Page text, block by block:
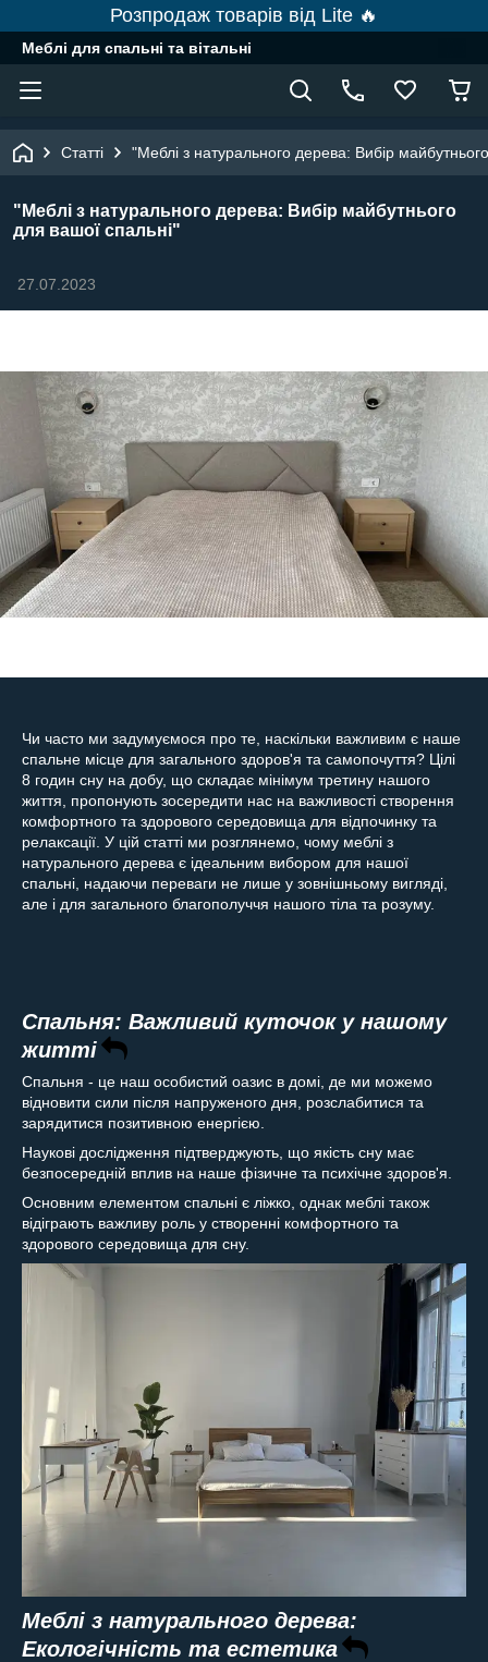
Розпродаж товарів від Lite 🔥
Меблі для спальні та вітальні
Статті "Меблі з натурального дерева: Вибір
"Меблі з натурального дерева: Вибір майбутнього
для вашої спальні"
27.07.2023
Чи часто ми задумуємося про те, наскільки важливим є наше
спальне місце для загального здоров'я та самопочуття? Цілі
8 годин сну на добу, що складає мінімум третину нашого
життя, пропонують зосередити нас на важливості створення
комфортного та здорового середовища для відпочинку та
релаксації. У цій статті ми розглянемо, чому меблі з
натурального дерева є ідеальним вибором для нашої
спальні, надаючи переваги не лише у зовнішньому вигляді,
але і для загального благополуччя нашого тіла та розуму.
Спальня: Важливий куточок у нашому
житті
Спальня - це наш особистий оазис в домі, де ми можемо
відновити сили після напруженого дня, розслабитися та
зарядитися позитивною енергією.
Наукові дослідження підтверджують, що якість сну має
безпосередній вплив на наше фізичне та психічне здоров'я.
Основним елементом спальні є ліжко, однак меблі також
відіграють важливу роль у створенні комфортного та
здорового середовища для сну.
Меблі з натурального дерева:
Екологічність та естетика